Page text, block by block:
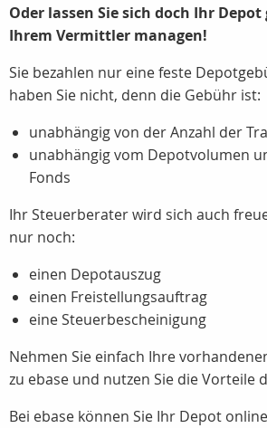
Oder lassen Sie sich doch Ihr
Ihrem Vermittler managen!
Sie bezahlen nur eine feste
haben Sie nicht, denn die Gebühr ist:
unabhängig von der Anzahl der
unabhängig vom Depotvolumen
Fonds
Ihr Steuerberater wird sich auch
nur noch:
einen Depotauszug
einen Freistellungsauftrag
eine Steuerbescheinigung
Nehmen Sie einfach Ihre
zu ebase und nutzen Sie die Vorteile
Bei ebase können Sie Ihr Depot